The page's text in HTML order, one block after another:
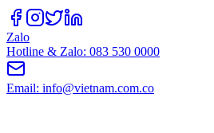
Zalo
Hotline & Zalo: 083 530 0000
Email: info@vietnam.com.co